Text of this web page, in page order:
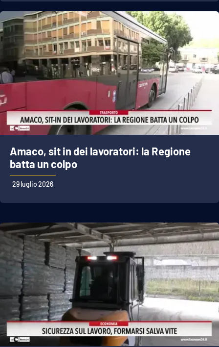
APP
Android
Apple
Amaco, sit in dei lavoratori: la Regione
batta un colpo
29 luglio 2026